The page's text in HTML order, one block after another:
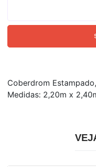
Coberdrom
Medidas: 2,20m x